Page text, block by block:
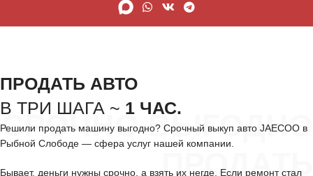
СРОЧНО ВЫГОДНО
ПРОДАТЬ
ПРОДАТЬ АВТО
В ТРИ ШАГА ~ 1 ЧАС.
Решили продать машину выгодно? Срочный выкуп авто JAECOO в
Рыбной Слободе — сфера услуг нашей компании.
Бывает, деньги нужны срочно, а взять их негде. Если ремонт стал